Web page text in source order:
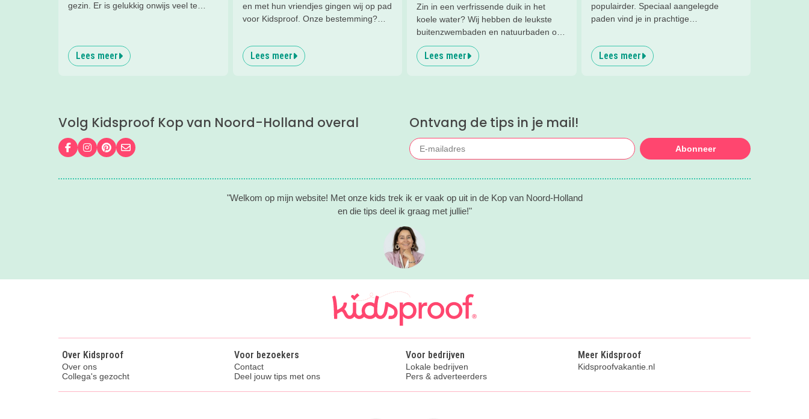
gezin. Er is gelukkig onwijs veel te
zwembad of een cool
natuurspeelpark? Lees snel verder
voor de leukste, zomerse uitjes in de
Lees meer
en met hun vriendjes gingen wij op pad
voor Kidsproof. Onze bestemming?
geloof ons: dit is echt zo’n plek waar je
makkelijk een paar uur zoet bent!
Lees meer
Zin in een verfrissende duik in het
koele water? Wij hebben de leukste
buitenzwembaden en natuurbaden op
een rijtje gezet. Pak een handdoek en
plonsen maar! (foto: Zwembad
Lees meer
populairder. Speciaal aangelegde
paden vind je in prachtige
ondergrond van zachte gras, fijn zand,
houtsnippers, dikke takken. Vooral
kinderen worden hier heel blij van.
Lees meer
Volg Kidsproof Kop van Noord-Holland overal
Volg ons op Facebook
Volg ons op Instagram
Volg ons op Pinterest
Mail ons
Ontvang de tips in je mail!
Abonneer
"Welkom op mijn website! Met onze kids trek ik er vaak op uit in de Kop van Noord-Holland
en die tips deel ik graag met jullie!"
Over Kidsproof
Over ons
Collega's gezocht
Voor bezoekers
Contact
Deel jouw tips met ons
Voor bedrijven
Lokale bedrijven
Pers & adverteerders
Meer Kidsproof
Kidsproofvakantie.nl